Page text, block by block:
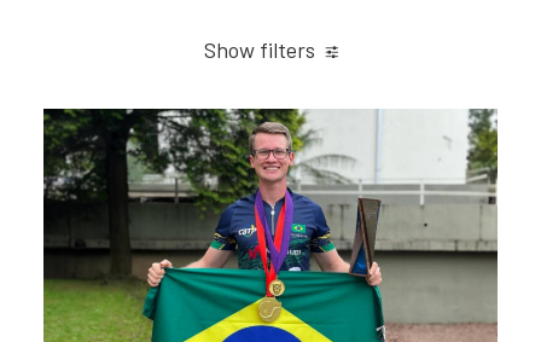
Show filters